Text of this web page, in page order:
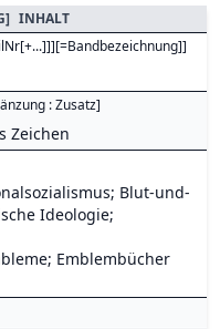
] INHALT
]
: Zusatz]
Zeichen
Blut-und-
Ideologie;
Emblembücher